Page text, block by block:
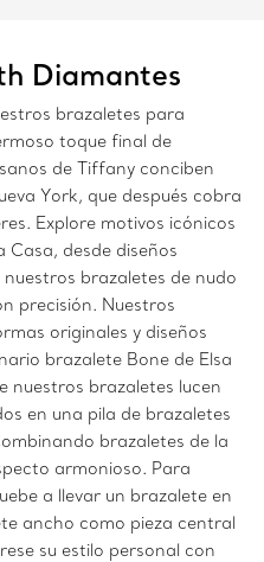
Diamantes
brazaletes para
toque final de
de Tiffany conciben
York, que después cobra
Explore motivos icónicos
Casa, desde diseños
brazaletes de nudo
precisión. Nuestros
originales y diseños
brazalete Bone de Elsa
nuestros brazaletes lucen
en una pila de brazaletes
brazaletes de la
armonioso. Para
a llevar un brazalete en
ancho como pieza central
su estilo personal con